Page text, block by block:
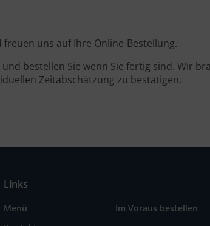
uns auf Ihre Online-Bestellung.
bestellen Sie wenn Sie fertig sind. Wir
Zeitabschätzung zu bestätigen.
Links
Menü
Im Voraus bestellen